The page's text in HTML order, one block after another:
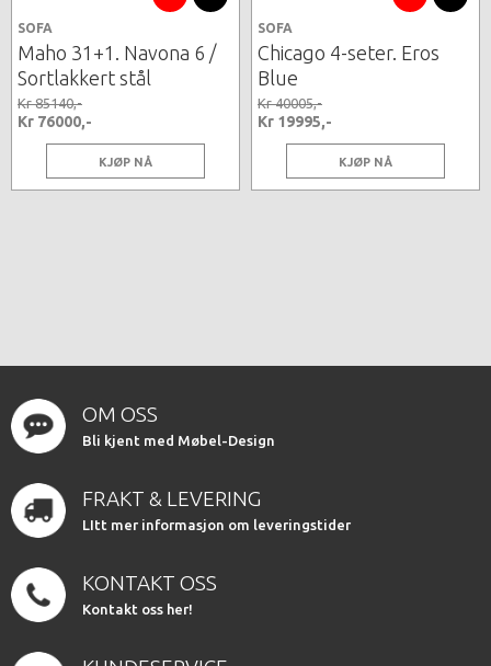
SOFA
Maho 31+1. Navona 6 /
Sortlakkert stål
Kr 85140,-
Kr 76000,-
KJØP NÅ
SOFA
Chicago 4-seter. Eros
Blue
Kr 40005,-
Kr 19995,-
KJØP NÅ
OM OSS
Bli kjent med Møbel-Design
FRAKT & LEVERING
LItt mer informasjon om leveringstider
KONTAKT OSS
Kontakt oss her!